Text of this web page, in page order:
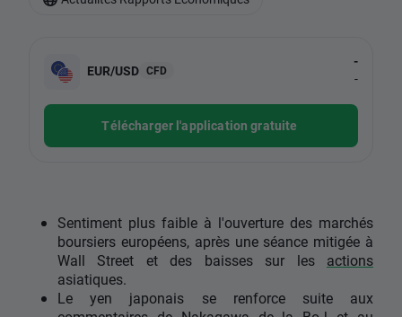
EUR/USD CFD
-
-
Télécharger l'application gratuite
Sentiment plus faible à l'ouverture des marchés
boursiers européens, après une séance mitigée à
Wall Street et des baisses sur les actions
asiatiques.
Le yen japonais se renforce suite aux